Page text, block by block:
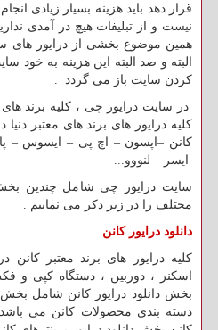
قرار دهد باید هزینه بسیار زیادی
نیست و از تبلیفات هیچ در آمدی
همین موضوع بخشی از درایور
البته و صد البته این هزینه به خود
کردن سایت باز می گردد .
در سایت درایور چی ، کلیه برند های
کلیه درایور های برند های معتبر
کانن –اپسون – اچ پی – ایسوس –
ایسر – لنووو...
سایت درایور چی شامل چندین
مختلف را در زیر ذکر می نماییم .
دانلود درایور کانن
کلیه درایور های برند معتبر کانن
اسکنر ، دوربین ، دستگاه کپی و
بخش دانلود درایور کانن شامل
دسته بندی محصولات کانن می